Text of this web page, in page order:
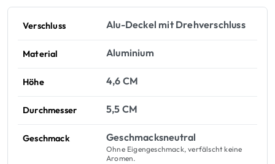
Verschluss Alu-Deckel mit Drehverschluss
Material Aluminium
Höhe 4,6 CM
Durchmesser 5,5 CM
Geschmack Geschmacksneutral
Ohne Eigengeschmack, verfälscht keine
Aromen.